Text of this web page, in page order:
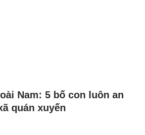
Nam: 5 bố con luôn an
quán xuyến